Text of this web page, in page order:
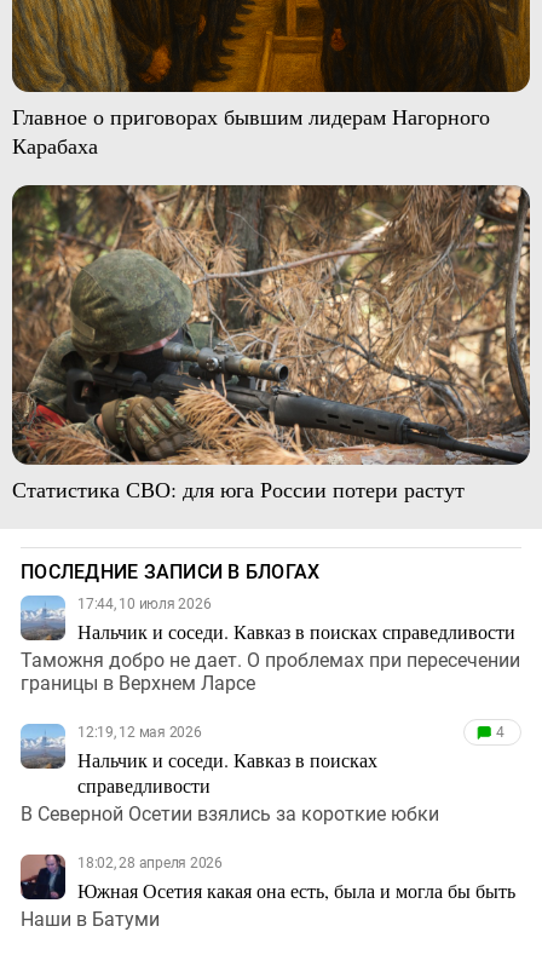
Главное о приговорах бывшим лидерам Нагорного
Карабаха
Статистика СВО: для юга России потери растут
ПОСЛЕДНИЕ ЗАПИСИ В БЛОГАХ
17:44, 10 июля 2026
Нальчик и соседи. Кавказ в поисках справедливости
Таможня добро не дает. О проблемах при пересечении
границы в Верхнем Ларсе
12:19, 12 мая 2026
Нальчик и соседи. Кавказ в поисках
справедливости
4
В Северной Осетии взялись за короткие юбки
18:02, 28 апреля 2026
Южная Осетия какая она есть, была и могла бы быть
Наши в Батуми